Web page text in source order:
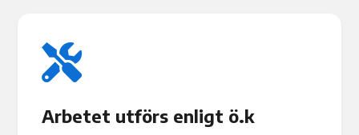

Arbetet utförs enligt ö.k